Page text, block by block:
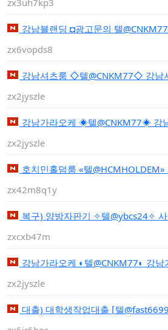
zx3uh7kp3
강남블랜딩 ◘광고문의 텔
zx6vopds8
강남셔츠룸 ◇텔@CNKM77◇ 강남
zx2jyszle
강남가라오케 ◈텔@CNKM77◈ 강
zx2jyszle
호치민홀덤룸 «텔
zx42m8q1y
복구) 양방자판기 ✧텔@ybcs24✧
zxcxb47m
강남가라오케 ◐텔@CNKM77◐ 강
zx2jyszle
대출) 대학생작업대출 ⌈텔